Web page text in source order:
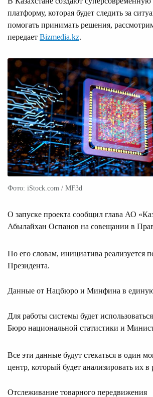
платформу, которая будет следить за
помогать принимать решения,
передает Bizmedia.kz.
Фото: iStock.com / MF3d
О запуске проекта сообщил глава АО
Абылайхан Оспанов на совещании в
По его словам, инициатива реализуется
Президента.
Данные от Нацбюро и Минфина в
Для работы системы будет
Бюро национальной статистики и
Все эти данные будут стекаться в один
центр, который будет анализировать их
Отслеживание товарного передвижения